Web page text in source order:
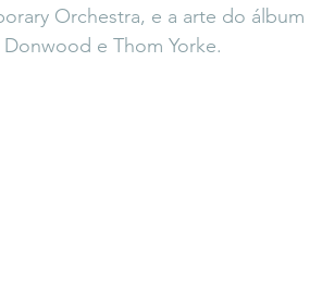
Orchestra, e a arte do
e Thom Yorke.